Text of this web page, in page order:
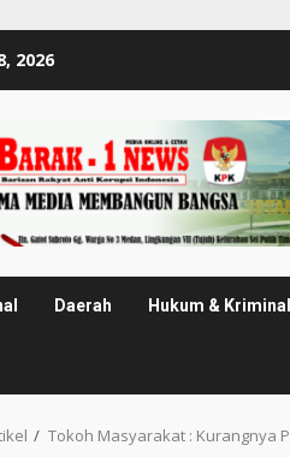
2026
Daerah Hukum & Kriminal
Tokoh Masyarakat : Kurangnya